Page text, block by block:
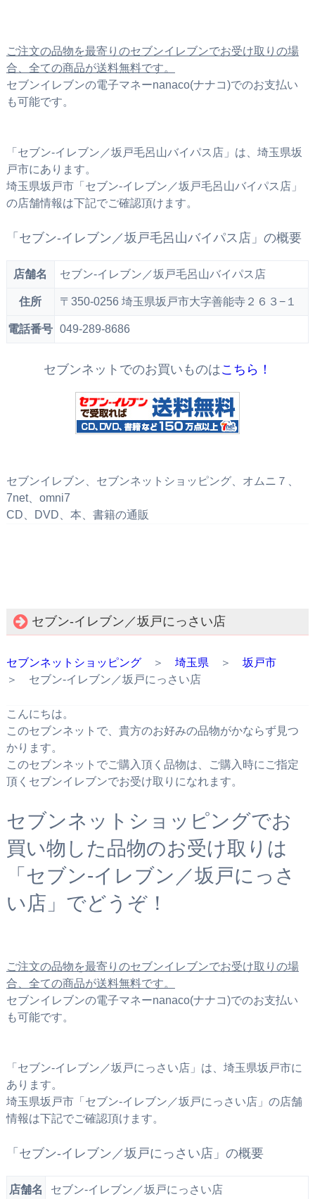
ご注文の品物を最寄りのセブンイレブンでお受け取りの場
合、全ての商品が送料無料です。
セブンイレブンの電子マネーnanaco(ナナコ)でのお支払い
も可能です。
「セブン‐イレブン／坂戸毛呂山バイパス店」は、埼玉県坂
戸市にあります。
埼玉県坂戸市「セブン‐イレブン／坂戸毛呂山バイパス店」
の店舗情報は下記でご確認頂けます。
「セブン‐イレブン／坂戸毛呂山バイパス店」の概要
店舗名 セブン‐イレブン／坂戸毛呂山バイパス店
住所 〒350-0256 埼玉県坂戸市大字善能寺２６３−１
電話番号 049-289-8686
セブンネットでのお買いものはこちら！
セブンイレブン、セブンネットショッピング、オムニ７、
7net、omni7
CD、DVD、本、書籍の通販
セブン‐イレブン／坂戸にっさい店
セブンネットショッピング＞ 埼玉県 ＞ 坂戸市
＞ セブン‐イレブン／坂戸にっさい店
こんにちは。
このセブンネットで、貴方のお好みの品物がかならず見つ
かります。
このセブンネットでご購入頂く品物は、ご購入時にご指定
頂くセブンイレブンでお受け取りになれます。
セブンネットショッピングでお
買い物した品物のお受け取りは
「セブン‐イレブン／坂戸にっさ
い店」でどうぞ！
ご注文の品物を最寄りのセブンイレブンでお受け取りの場
合、全ての商品が送料無料です。
セブンイレブンの電子マネーnanaco(ナナコ)でのお支払い
も可能です。
「セブン‐イレブン／坂戸にっさい店」は、埼玉県坂戸市に
あります。
埼玉県坂戸市「セブン‐イレブン／坂戸にっさい店」の店舗
情報は下記でご確認頂けます。
「セブン‐イレブン／坂戸にっさい店」の概要
店舗名 セブン‐イレブン／坂戸にっさい店